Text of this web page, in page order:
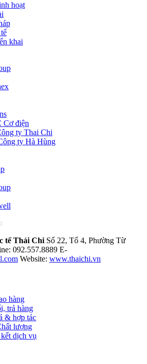
hoạt
khai
tế Thái Chi Số 22, Tổ 4, Phường Từ
092.557.8889 E-
Website: www.thaichi.vn
hàng
trả hàng
& hợp tác
lượng
dịch vụ